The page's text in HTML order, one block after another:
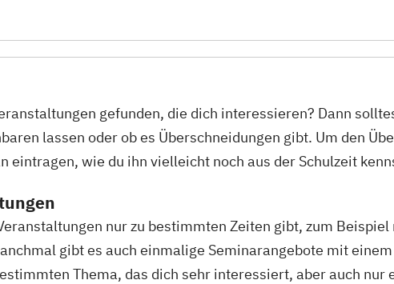
gefunden, die dich interessieren? Dann
lassen oder ob es Überschneidungen gibt. Um den
eintragen, wie du ihn vielleicht noch aus der Schulzeit
nur zu bestimmten Zeiten gibt, zum
gibt es auch einmalige Seminarangebote mit
Thema, das dich sehr interessiert, aber auch